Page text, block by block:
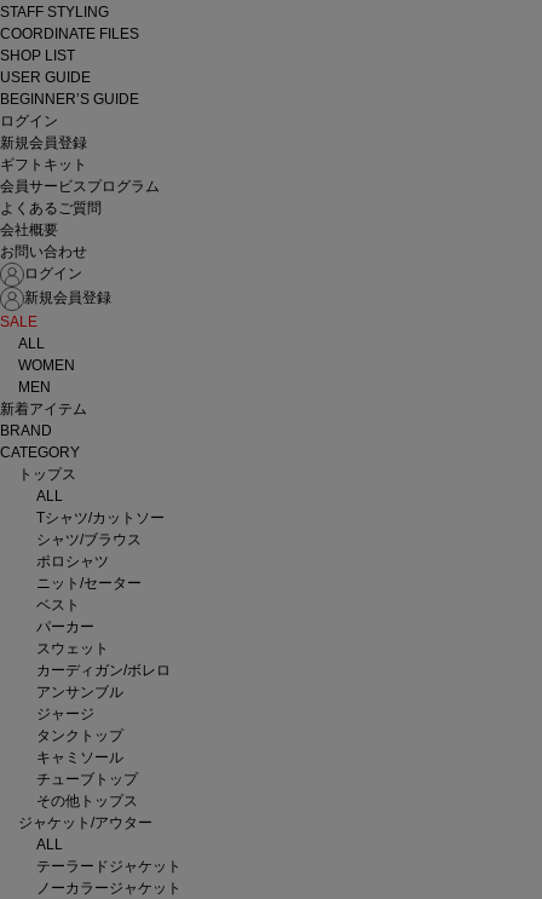
STAFF STYLING
COORDINATE FILES
SHOP LIST
USER GUIDE
BEGINNER’S GUIDE
ログイン
新規会員登録
ギフトキット
会員サービスプログラム
よくあるご質問
会社概要
お問い合わせ
ログイン
新規会員登録
SALE
ALL
WOMEN
MEN
新着アイテム
BRAND
CATEGORY
トップス
ALL
Tシャツ/カットソー
シャツ/ブラウス
ポロシャツ
ニット/セーター
ベスト
パーカー
スウェット
カーディガン/ボレロ
アンサンブル
ジャージ
タンクトップ
キャミソール
チューブトップ
その他トップス
ジャケット/アウター
ALL
テーラードジャケット
ノーカラージャケット